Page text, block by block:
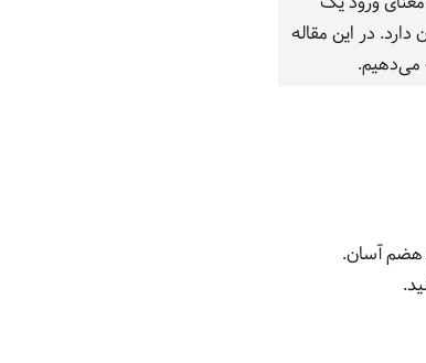
در این مقاله
می‌دهیم.
هضم آسان.